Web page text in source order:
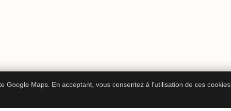
Maps. En acceptant, vous consentez à l'utilisation de ces cookies